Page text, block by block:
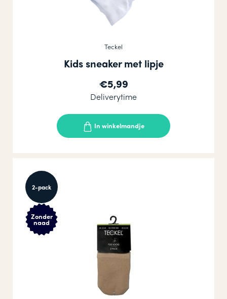
Teckel
Kids sneaker met lipje
€5,99
Deliverytime
In winkelmandje
2-pack
Zonder
naad